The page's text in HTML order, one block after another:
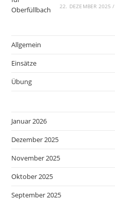
22. DEZEMBER 2025 /
Allgemein
Einsätze
Übung
Januar 2026
Dezember 2025
November 2025
Oktober 2025
September 2025